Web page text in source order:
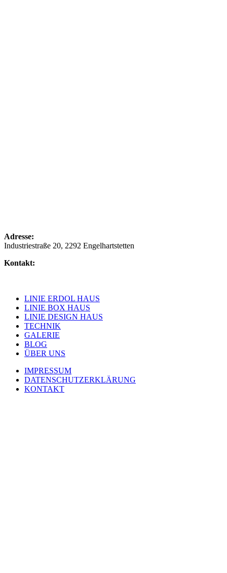
Adresse:
Industriestraße 20, 2292 Engelhartstetten
Kontakt:
LINIE ERDOL HAUS
LINIE BOX HAUS
LINIE DESIGN HAUS
TECHNIK
GALERIE
BLOG
ÜBER UNS
IMPRESSUM
DATENSCHUTZERKLÄRUNG
KONTAKT